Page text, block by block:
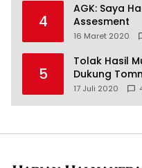
4
AGK: Saya
Assesment
16 Maret 2020
5
Tolak Hasil
Dukung
17 Juli 2020